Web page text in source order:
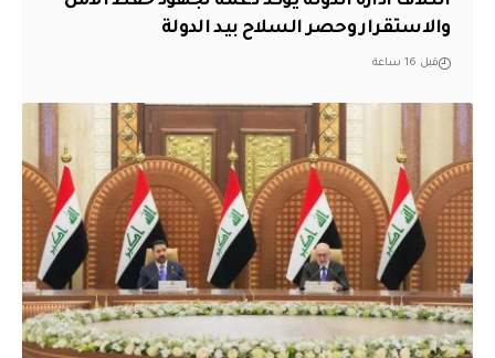
والاستقرار وحصر السلاح بيد الدولة
قبل 16 ساعة